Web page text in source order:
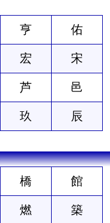
亨 佑
宏 宋
芦 邑
玖 辰
橋 館
燃 築